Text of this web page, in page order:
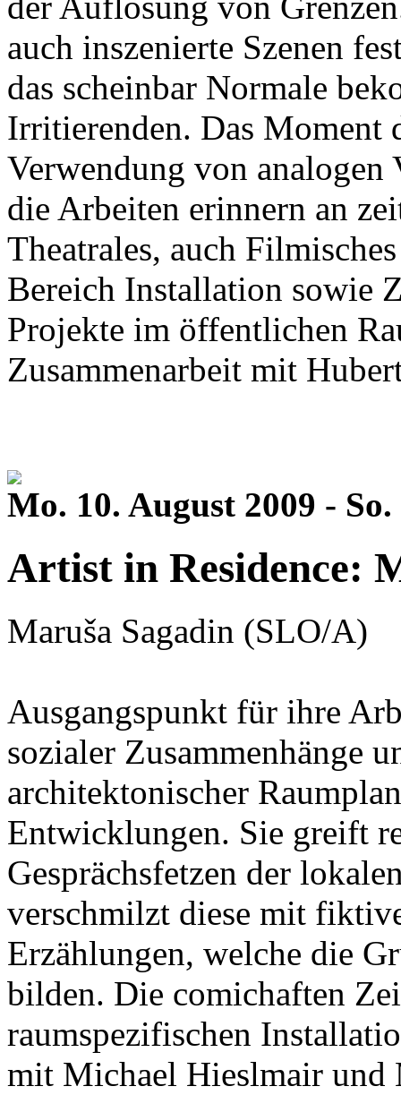
auch inszenierte Szenen
das scheinbar Normale
Irritierenden. Das Moment
Verwendung von analogen
die Arbeiten erinnern an
Theatrales, auch
Bereich Installation sowie
Projekte im öffentlichen
Zusammenarbeit mit
Mo. 10. August 2009 -
Artist in Residence:
Maruša Sagadin (SLO/A)
Ausgangspunkt für ihre
sozialer Zusammenhänge
architektonischer
Entwicklungen. Sie greift
Gesprächsfetzen der
verschmilzt diese mit
Erzählungen, welche die
bilden. Die comichaften
raumspezifischen
mit Michael Hieslmair und